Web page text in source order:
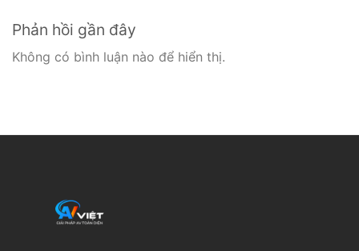
Phản hồi gần đây
Không có bình luận nào để hiển thị.